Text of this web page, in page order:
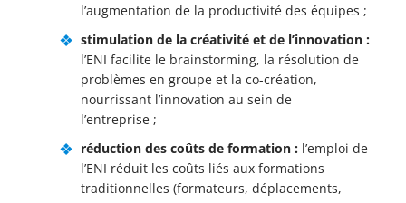
l’augmentation de la productivité des équipes ;
stimulation de la créativité et de l’innovation :
l’ENI facilite le brainstorming, la résolution de
problèmes en groupe et la co-création,
nourrissant l’innovation au sein de
l’entreprise ;
réduction des coûts de formation : l’emploi de
l’ENI réduit les coûts liés aux formations
traditionnelles (formateurs, déplacements,